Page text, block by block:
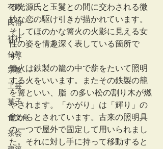
有職
民俗
神社
仏教
宗教
工芸
菓子
食文化
茶会
る光源氏と玉鬘との間に交わされる微
妙な恋の駆け引きが描かれています。
そしてほのかな篝火の火影に見える女
性の姿を情趣深く表している箇所で
す。
篝火は鉄製の籠の中で薪をたいて照明
する火をいいます。またその鉄製の籠
を篝といい、脂  の多い松の割り木が燃
やされます。「かがり」は「輝り」の
意からとされています。古来の照明具
の一つで屋外で固定して用いられまし
た。それに対し手に持って移動すると